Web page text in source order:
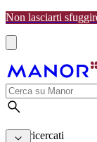
Non lasciarti
I più ricercati